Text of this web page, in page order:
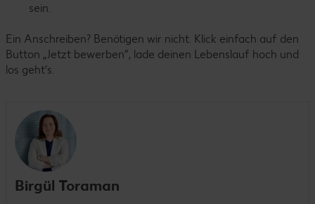
sein.
Ein Anschreiben? Benötigen wir nicht. Klick einfach auf den
Button „Jetzt bewerben“, lade deinen Lebenslauf hoch und
los geht’s.
Birgül Toraman